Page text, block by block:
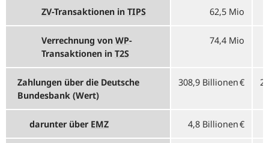
ZV-Transaktionen in TIPS 62,5 Mio
Verrechnung von WP-
Transaktionen in T2S
74,4 Mio
Zahlungen über die Deutsche
Bundesbank (Wert)
308,9 Billionen €
darunter über EMZ 4,8 Billionen €